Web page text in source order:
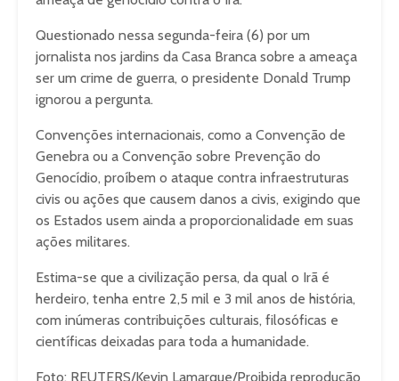
Questionado nessa segunda-feira (6) por um
jornalista nos jardins da Casa Branca sobre a ameaça
ser um crime de guerra, o presidente Donald Trump
ignorou a pergunta.
Convenções internacionais, como a Convenção de
Genebra ou a Convenção sobre Prevenção do
Genocídio, proíbem o ataque contra infraestruturas
civis ou ações que causem danos a civis, exigindo que
os Estados usem ainda a proporcionalidade em suas
ações militares.
Estima-se que a civilização persa, da qual o Irã é
herdeiro, tenha entre 2,5 mil e 3 mil anos de história,
com inúmeras contribuições culturais, filosóficas e
científicas deixadas para toda a humanidade.
Foto: REUTERS/Kevin Lamarque/Proibida reprodução